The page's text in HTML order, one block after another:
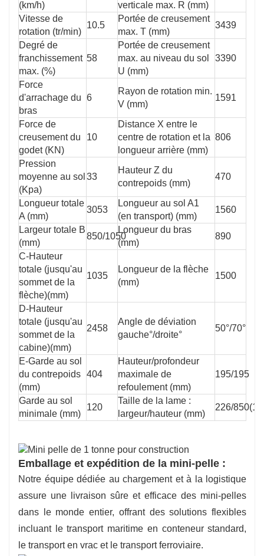
(km/h)
verticale max. R (mm)
Vitesse de
rotation (tr/min)
10.5
Portée de creusement
max. T (mm)
3439
Degré de
franchissement
max. (%)
58
Portée de creusement
max. au niveau du sol
U (mm)
3390
Force
d'arrachage du
bras
6
Rayon de rotation min.
V (mm)
1591
Force de
creusement du
godet (KN)
10
Distance X entre le
centre de rotation et la
longueur arrière (mm)
806
Pression
moyenne au sol
(Kpa)
33
Hauteur Z du
contrepoids (mm)
470
Longueur totale
A (mm)
3053
Longueur au sol A1
(en transport) (mm)
1560
Largeur totale B
(mm)
850/1050
Longueur du bras
(mm)
890
C-Hauteur
totale (jusqu'au
sommet de la
flèche)(mm)
1035
Longueur de la flèche
(mm)
1500
D-Hauteur
totale (jusqu'au
sommet de la
cabine)(mm)
2458
Angle de déviation
gauche°/droite°
50°/70°
E-Garde au sol
du contrepoids
(mm)
404
Hauteur/profondeur
maximale de
refoulement (mm)
195/195
Garde au sol
minimale (mm)
120
Taille de la lame :
largeur/hauteur (mm)
226/
Emballage et expédition de la mini-pelle :
Notre équipe dédiée au chargement et à la logistique
assure une livraison sûre et efficace des mini-pelles
dans le monde entier, offrant des solutions flexibles
incluant le transport maritime en conteneur standard,
le transport en vrac et le transport ferroviaire.